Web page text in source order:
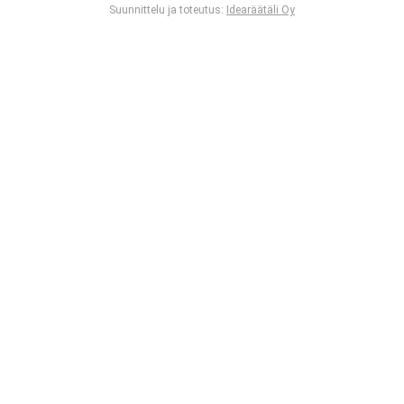
Suunnittelu ja toteutus: Idearäätäli Oy